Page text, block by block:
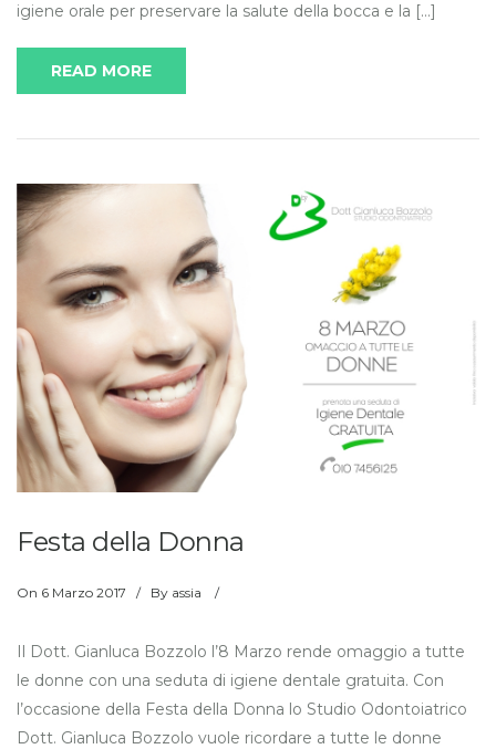
igiene orale per preservare la salute della bocca e la […]
READ MORE
Festa della Donna
On 6 Marzo 2017 / By assia /
Il Dott. Gianluca Bozzolo l’8 Marzo rende omaggio a tutte
le donne con una seduta di igiene dentale gratuita. Con
l’occasione della Festa della Donna lo Studio Odontoiatrico
Dott. Gianluca Bozzolo vuole ricordare a tutte le donne